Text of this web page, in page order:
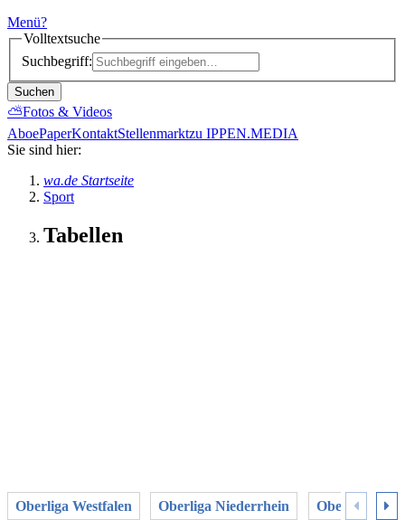
Menü?
Volltextsuche
Suchbegriff:
Suchen
⛅Fotos & Videos
AboePaperKontaktStellenmarktzu IPPEN.MEDIA
Sie sind hier:
wa.de Startseite
Sport
Tabellen
Oberliga Westfalen Oberliga Niederrhein Oberliga